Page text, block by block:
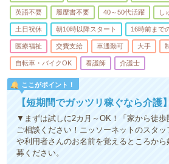
英語不要 履歴書不要 40～50代活躍 し
土日祝休 朝10時以降スタート 16時前まで
医療福祉 交費支給 車通勤可 大手
自転車・バイクOK 看護師 介護士
ここがポイント！
【短期間でガッツリ稼ぐなら介
▼まずは試しに2カ月～OK！「家から徒
ご相談ください！ニッソーネットのスタ
や利用者さんのお名前を覚えるところか
募ください。